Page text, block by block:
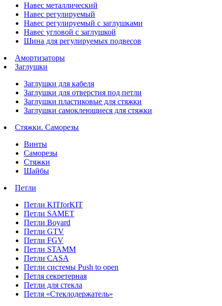
Навес металлический
Навес регулируемый
Навес регулируемый с заглушками
Навес угловой с заглушкой
Шина для регулируемых подвесов
Амортизаторы
Заглушки
Заглушки для кабеля
Заглушки для отверстия под петли
Заглушки пластиковые для стяжки
Заглушки самоклеющиеся для стяжки
Стяжки. Саморезы
Винты
Саморезы
Стяжки
Шайбы
Петли
Петли KITforKIT
Петли SAMET
Петли Boyard
Петли GTV
Петли FGV
Петли STAMM
Петли CASA
Петли системы Push to open
Петля секретерная
Петли для стекла
Петля «Стеклодержатель»